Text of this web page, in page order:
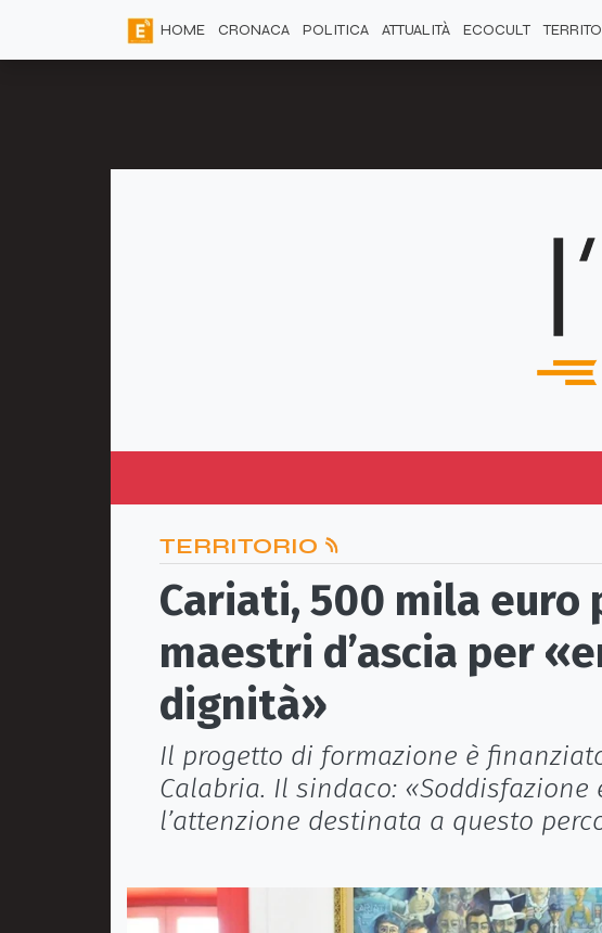
HOME CRONACA POLITICA ATTUALITÀ ECOCULT
TERRITORIO
Cariati, 500 mila euro
maestri d’ascia per
dignità»
Il progetto di formazione è
Calabria. Il sindaco: «Soddisfazione
l’attenzione destinata a questo